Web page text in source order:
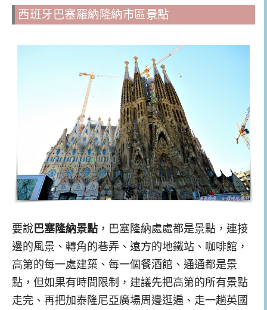
西班牙巴塞羅納隆納市區景點
要說巴塞隆納景點 ，巴塞隆納處處都是景點，連接
邊的風景、轉角的巷弄、遠方的地鐵站、咖啡館，
高第的每一處建築、每一個餐酒館、通通都是景
點，但如果有時間限制，建議先把高第的所有景點
走完、再把加泰隆尼亞廣場周邊逛遍、走一趟英國